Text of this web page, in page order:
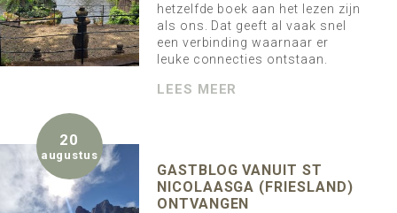
hetzelfde boek aan het lezen zijn
als ons. Dat geeft al vaak snel
een verbinding waarnaar er
leuke connecties ontstaan.
LEES MEER
20
augustus
GASTBLOG VANUIT ST
NICOLAASGA (FRIESLAND)
ONTVANGEN